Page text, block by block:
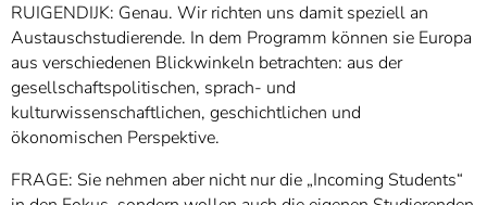
RUIGENDIJK: Genau. Wir richten uns damit speziell an
Austauschstudierende. In dem Programm können sie Europa
aus verschiedenen Blickwinkeln betrachten: aus der
gesellschaftspolitischen, sprach- und
kulturwissenschaftlichen, geschichtlichen und
ökonomischen Perspektive.
FRAGE: Sie nehmen aber nicht nur die „Incoming Students“